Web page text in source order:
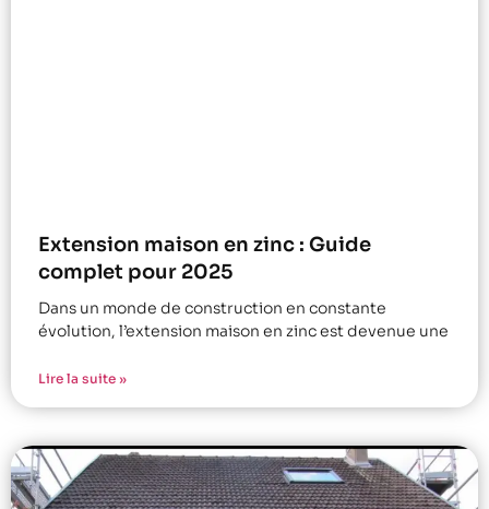
Extension maison en zinc : Guide
complet pour 2025
Dans un monde de construction en constante
évolution, l’extension maison en zinc est devenue une
Lire la suite »